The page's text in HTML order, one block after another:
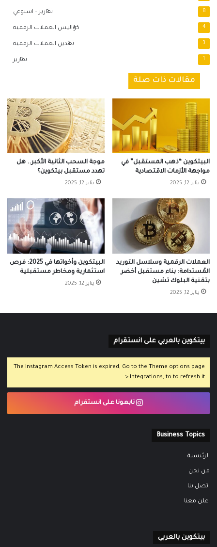
تقارير – اسبوعي 8
كواليس العملات الرقمية 4
تعدين العملات الرقمية 3
تقارير 1
مقالات ذات صلة
موجة السحب الثانية الأكبر.. هل
تهدد مستقبل بيتكوين؟
يناير 12, 2025
البيتكوين “ذهب المستقبل” في
مواجهة الأزمات الاقتصادية
يناير 12, 2025
البيتكوين وأخواتها في 2025: فرص
استثمارية ومخاطر مستقبلية
يناير 12, 2025
العملات الرقمية وسلاسل التوريد
المُستدامة: بناء مستقبل أخضر
بتقنية البلوك تشين
يناير 12, 2025
بيتكوين بالعربي على انستقرام
The Instagram Access Token is expired, Go to the Theme options page
> Integrations, to to refresh it.
تابعونا على انستقرام
Business Topics
الرئيسية
من نحن
اتصل بنا
اعلن معنا
بيتكوين بالعربي